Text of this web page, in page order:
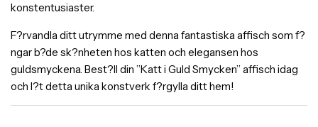
konstentusiaster.
F?rvandla ditt utrymme med denna fantastiska affisch som f?
ngar b?de sk?nheten hos katten och elegansen hos
guldsmyckena. Best?ll din ”Katt i Guld Smycken” affisch idag
och l?t detta unika konstverk f?rgylla ditt hem!